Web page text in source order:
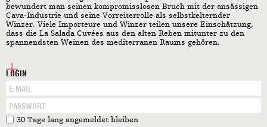
bewundert man seinen kompromisslosen Bruch mit der ansässigen
Cava-Industrie und seine Vorreiterrolle als selbstkelternder
Winzer. Viele Importeure und Winzer teilen unsere Einschätzung,
dass die La Salada Cuvées aus den alten Reben mitunter zu den
spannendsten Weinen des mediterranen Raums gehören.
LOGIN
30 Tage lang angemeldet bleiben